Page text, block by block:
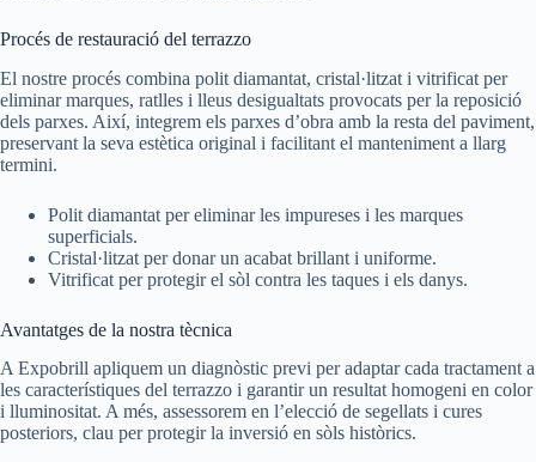
Procés de restauració del terrazzo
El nostre procés combina polit diamantat, cristal·litzat i vitrificat per
eliminar marques, ratlles i lleus desigualtats provocats per la reposició
dels parxes. Així, integrem els parxes d’obra amb la resta del paviment,
preservant la seva estètica original i facilitant el manteniment a llarg
termini.
Polit diamantat per eliminar les impureses i les marques
superficials.
Cristal·litzat per donar un acabat brillant i uniforme.
Vitrificat per protegir el sòl contra les taques i els danys.
Avantatges de la nostra tècnica
A Expobrill apliquem un diagnòstic previ per adaptar cada tractament a
les característiques del terrazzo i garantir un resultat homogeni en color
i lluminositat. A més, assessorem en l’elecció de segellats i cures
posteriors, clau per protegir la inversió en sòls històrics.